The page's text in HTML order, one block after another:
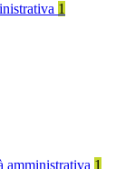
1
amministrativa 1